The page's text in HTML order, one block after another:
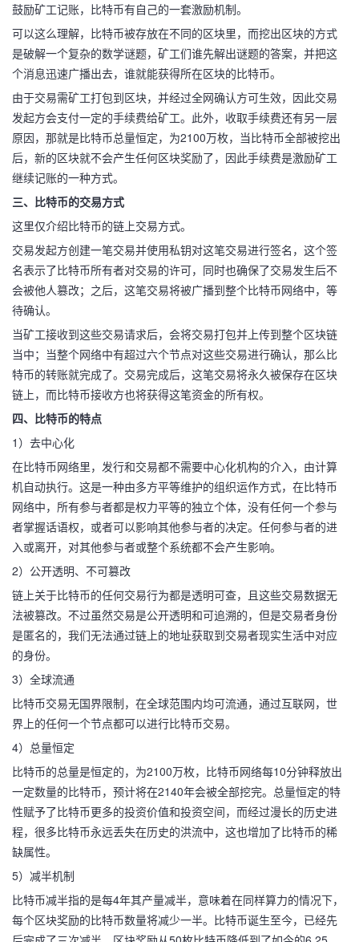
鼓励矿工记账，比特币有自己的一套激励机制。
可以这么理解，比特币被存放在不同的区块里，而挖出区块的方式
是破解一个复杂的数学谜题，矿工们谁先解出谜题的答案，并把这
个消息迅速广播出去，谁就能获得所在区块的比特币。
由于交易需矿工打包到区块，并经过全网确认方可生效，因此交易
发起方会支付一定的手续费给矿工。此外，收取手续费还有另一层
原因，那就是比特币总量恒定，为2100万枚，当比特币全部被挖出
后，新的区块就不会产生任何区块奖励了，因此手续费是激励矿工
继续记账的一种方式。
三、比特币的交易方式
这里仅介绍比特币的链上交易方式。
交易发起方创建一笔交易并使用私钥对这笔交易进行签名，这个签
名表示了比特币所有者对交易的许可，同时也确保了交易发生后不
会被他人篡改；之后，这笔交易将被广播到整个比特币网络中，等
待确认。
当矿工接收到这些交易请求后，会将交易打包并上传到整个区块链
当中；当整个网络中有超过六个节点对这些交易进行确认，那么比
特币的转账就完成了。交易完成后，这笔交易将永久被保存在区块
链上，而比特币接收方也将获得这笔资金的所有权。
四、比特币的特点
1）去中心化
在比特币网络里，发行和交易都不需要中心化机构的介入，由计算
机自动执行。这是一种由多方平等维护的组织运作方式，在比特币
网络中，所有参与者都是权力平等的独立个体，没有任何一个参与
者掌握话语权，或者可以影响其他参与者的决定。任何参与者的进
入或离开，对其他参与者或整个系统都不会产生影响。
2）公开透明、不可篡改
链上关于比特币的任何交易行为都是透明可查，且这些交易数据无
法被篡改。不过虽然交易是公开透明和可追溯的，但是交易者身份
是匿名的，我们无法通过链上的地址获取到交易者现实生活中对应
的身份。
3）全球流通
比特币交易无国界限制，在全球范围内均可流通，通过互联网，世
界上的任何一个节点都可以进行比特币交易。
4）总量恒定
比特币的总量是恒定的，为2100万枚，比特币网络每10分钟释放出
一定数量的比特币，预计将在2140年会被全部挖完。总量恒定的特
性赋予了比特币更多的投资价值和投资空间，而经过漫长的历史进
程，很多比特币永远丢失在历史的洪流中，这也增加了比特币的稀
缺属性。
5）减半机制
比特币减半指的是每4年其产量减半，意味着在同样算力的情况下，
每个区块奖励的比特币数量将减少一半。比特币诞生至今，已经先